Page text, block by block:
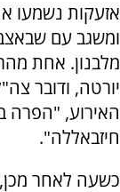
אזעקות נשמעו
ומשגב עם
מלבנון. אחת
יורטה, ודובר
האירוע, "הפרה
חיזבאללה".